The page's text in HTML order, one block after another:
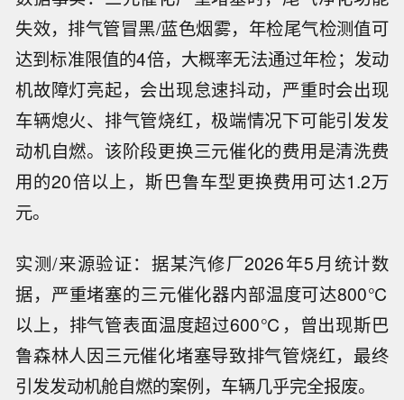
失效，排气管冒黑/蓝色烟雾，年检尾气检测值可
达到标准限值的4倍，大概率无法通过年检；发动
机故障灯亮起，会出现怠速抖动，严重时会出现
车辆熄火、排气管烧红，极端情况下可能引发发
动机自燃。该阶段更换三元催化的费用是清洗费
用的20倍以上，斯巴鲁车型更换费用可达1.2万
元。
实测/来源验证：据某汽修厂2026年5月统计数
据，严重堵塞的三元催化器内部温度可达800℃
以上，排气管表面温度超过600℃，曾出现斯巴
鲁森林人因三元催化堵塞导致排气管烧红，最终
引发发动机舱自燃的案例，车辆几乎完全报废。